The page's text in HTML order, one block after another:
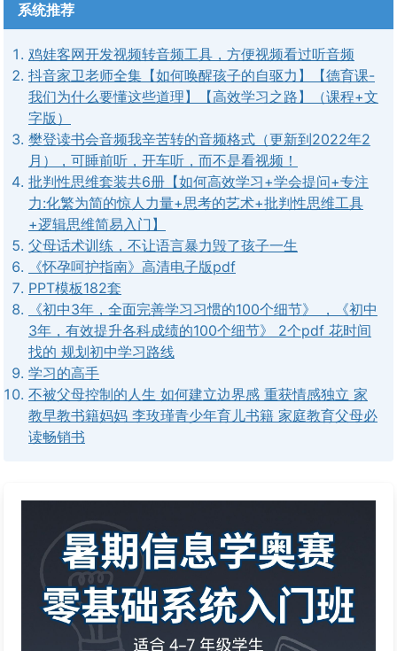
系统推荐
鸡娃客网开发视频转音频工具，方便视频看过听音频
抖音家卫老师全集【如何唤醒孩子的自驱力】【德育课-
我们为什么要懂这些道理】【高效学习之路】（课程+文
字版）
樊登读书会音频我辛苦转的音频格式（更新到2022年2
月），可睡前听，开车听，而不是看视频！
批判性思维套装共6册【如何高效学习+学会提问+专注
力:化繁为简的惊人力量+思考的艺术+批判性思维工具
+逻辑思维简易入门】
父母话术训练，不让语言暴力毁了孩子一生
《怀孕呵护指南》高清电子版pdf
PPT模板182套
《初中3年，全面完善学习习惯的100个细节》 ，《初中
3年，有效提升各科成绩的100个细节》 2个pdf 花时间
找的 规划初中学习路线
学习的高手
不被父母控制的人生 如何建立边界感 重获情感独立 家
教早教书籍妈妈 李玫瑾青少年育儿书籍 家庭教育父母必
读畅销书